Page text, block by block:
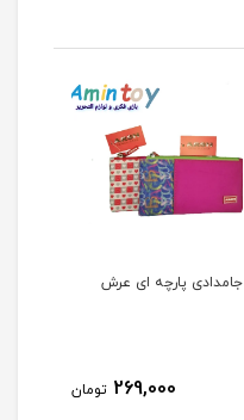
جامدادی پارچه ای عرش
269,000 تومان